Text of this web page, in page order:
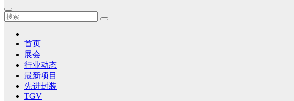
首页
展会
行业动态
最新项目
先进封装
TGV